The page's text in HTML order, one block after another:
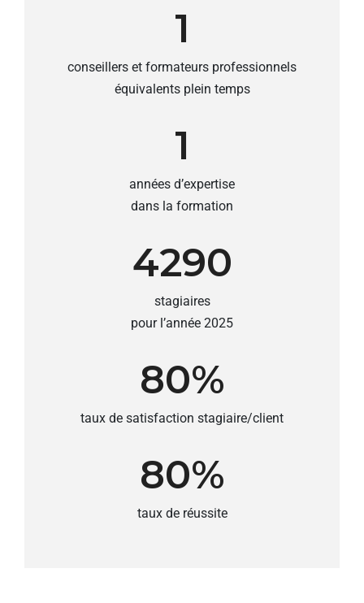
1
conseillers et formateurs professionnels
équivalents plein temps
1
années d’expertise
dans la formation
4290
stagiaires
pour l’année 2025
80%
taux de satisfaction stagiaire/client
80%
taux de réussite